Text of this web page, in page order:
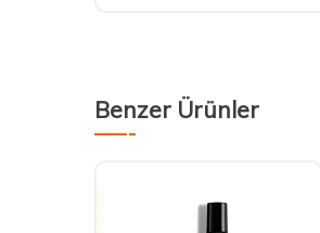
Benzer Ürünler